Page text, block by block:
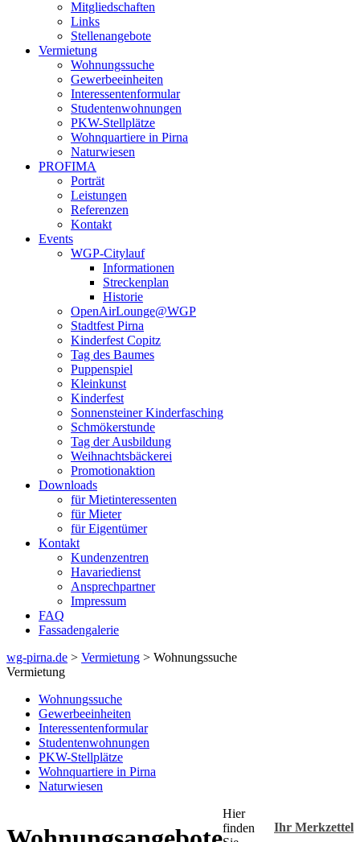
Mitgliedschaften
Links
Stellenangebote
Vermietung
Wohnungssuche
Gewerbeeinheiten
Interessentenformular
Studentenwohnungen
PKW-Stellplätze
Wohnquartiere in Pirna
Naturwiesen
PROFIMA
Porträt
Leistungen
Referenzen
Kontakt
Events
WGP-Citylauf
Informationen
Streckenplan
Historie
OpenAirLounge@WGP
Stadtfest Pirna
Kinderfest Copitz
Tag des Baumes
Puppenspiel
Kleinkunst
Kinderfest
Sonnensteiner Kinderfasching
Schmökerstunde
Tag der Ausbildung
Weihnachtsbäckerei
Promotionaktion
Downloads
für Mietinteressenten
für Mieter
für Eigentümer
Kontakt
Kundenzentren
Havariedienst
Ansprechpartner
Impressum
FAQ
Fassadengalerie
wg-pirna.de > Vermietung > Wohnungssuche
Vermietung
Wohnungssuche
Gewerbeeinheiten
Interessentenformular
Studentenwohnungen
PKW-Stellplätze
Wohnquartiere in Pirna
Naturwiesen
Ihr Merkzettel
Hier
finden